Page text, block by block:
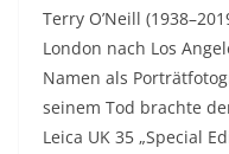
Terry O’Neill
London nach Los
Namen als
seinem Tod brachte
Leica UK 35 „Special